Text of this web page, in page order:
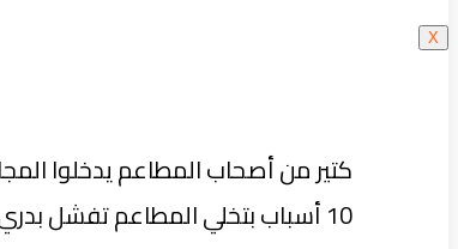
X
كتير من أصحاب المطاعم يدخلوا
10 أسباب بتخلي المطاعم تفشل بدري.